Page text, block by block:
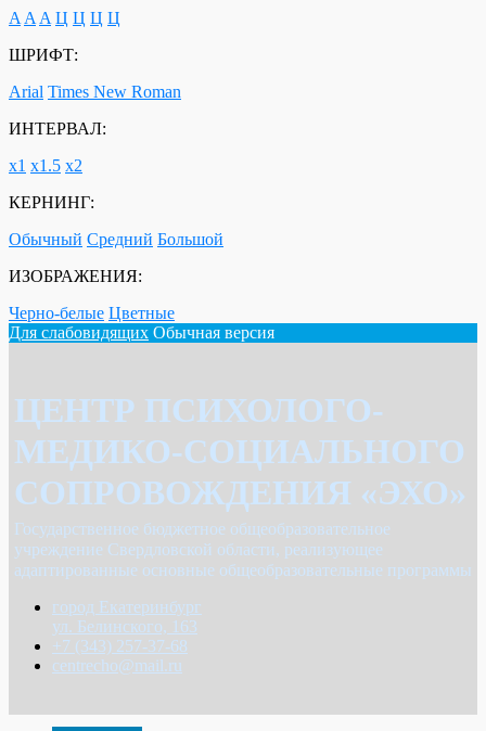
A A A Ц Ц Ц Ц
ШРИФТ:
Arial Times New Roman
ИНТЕРВАЛ:
х1 х1.5 х2
КЕРНИНГ:
Обычный Средний Большой
ИЗОБРАЖЕНИЯ:
Черно-белые Цветные
Для слабовидящих Обычная версия
ЦЕНТР ПСИХОЛОГО-
МЕДИКО-СОЦИАЛЬНОГО
СОПРОВОЖДЕНИЯ «ЭХО»
Государственное бюджетное общеобразовательное
учреждение Свердловской области, реализующее
адаптированные основные общеобразовательные программы
город Екатеринбург
ул. Белинского, 163
+7 (343) 257-37-68
centrecho@mail.ru